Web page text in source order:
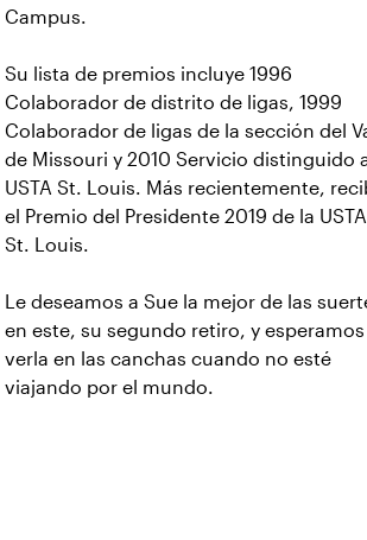
Campus.
Su lista de premios incluye 1996
Colaborador de distrito de ligas, 1999
Colaborador de ligas de la sección del
de Missouri y 2010 Servicio distinguido
USTA St. Louis. Más recientemente,
el Premio del Presidente 2019 de la USTA
St. Louis.
Le deseamos a Sue la mejor de las
en este, su segundo retiro, y esperamos
verla en las canchas cuando no esté
viajando por el mundo.